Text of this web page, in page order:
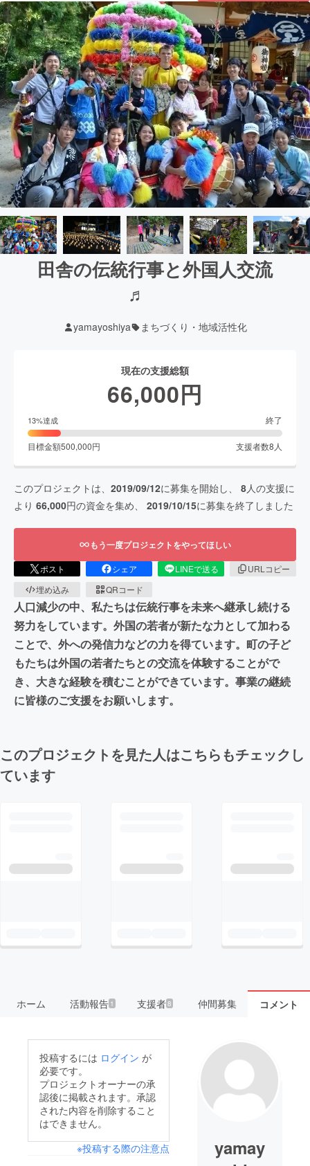
田舎の伝統行事と外国人交流
♬
yamayoshiya まちづくり・地域活性化
現在の支援総額
66,000円
13%達成 終了
目標金額500,000円 支援者数8 人
このプロジェクトは、 2019/09/12に募集を開始し、 8人の支援に
より 66,000円の資金を集め、 2019/10/15に募集を終了しました
もう一度プロジェクトをやってほしい
ポスト シェア LINEで送る
URLコピー
埋め込み
QRコード
人口減少の中、私たちは伝統行事を未来へ継承し続ける
努力をしています。外国の若者が新たな力として加わる
ことで、外への発信力などの力を得ています。町の子ど
もたちは外国の若者たちとの交流を体験することがで
き、大きな経験を積むことができています。事業の継続
に皆様のご支援をお願いします。
このプロジェクトを見た人はこちらもチェックし
ています
ホーム 活動報告1 支援者8 仲間募集 コメント
投稿するには ログイン が
必要です。
プロジェクトオーナーの承
認後に掲載されます。承認
された内容を削除すること
はできません。
※投稿する際の注意点
yamay